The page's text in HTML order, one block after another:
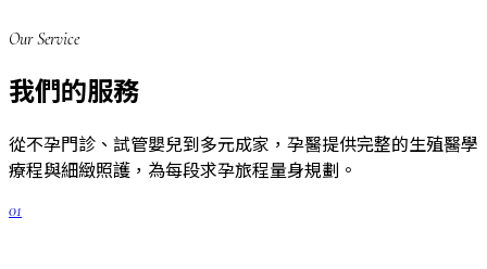
Our Service
我們的服務
從不孕門診、試管嬰兒到多元成家，孕醫提供完整的生殖醫學
療程與細緻照護，為每段求孕旅程量身規劃。
01